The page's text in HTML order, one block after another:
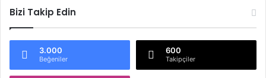
Bizi Takip Edin
3.000
Beğeniler
600
Takipçiler